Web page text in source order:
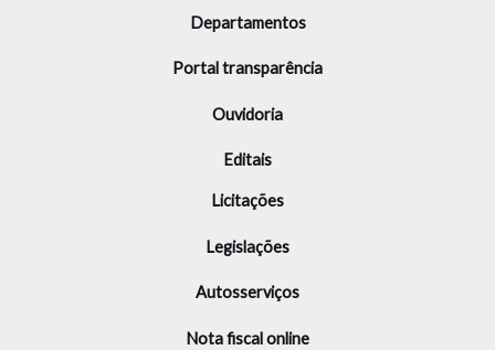
Departamentos
Portal transparência
Ouvidoria
Editais
Licitações
Legislações
Autosserviços
Nota fiscal online